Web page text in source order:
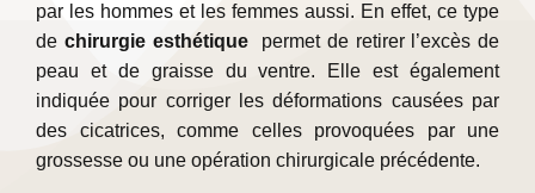
par les hommes et les femmes aussi. En effet, ce type
de chirurgie esthétiquepermet de retirer l’excès de
peau et de graisse du ventre. Elle est également
indiquée pour corriger les déformations causées par
des cicatrices, comme celles provoquées par une
grossesse ou une opération chirurgicale précédente.